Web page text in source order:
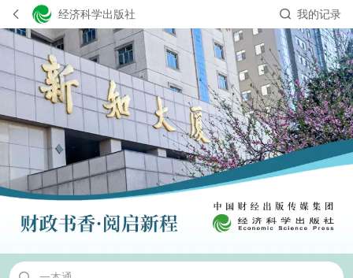
经济科学出版社 我的记录
初级会计
注册会计师
财务管理
宋浩
一本通